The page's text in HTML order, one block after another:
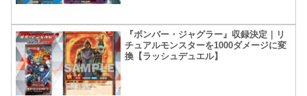
『ボンバー・ジャグラー』収録決定｜リ
チュアルモンスターを1000ダメージに変
換【ラッシュデュエル】